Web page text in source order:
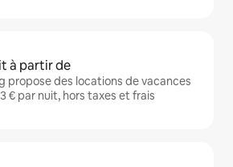
à partir de
propose des locations de vacances
€ par nuit, hors taxes et frais